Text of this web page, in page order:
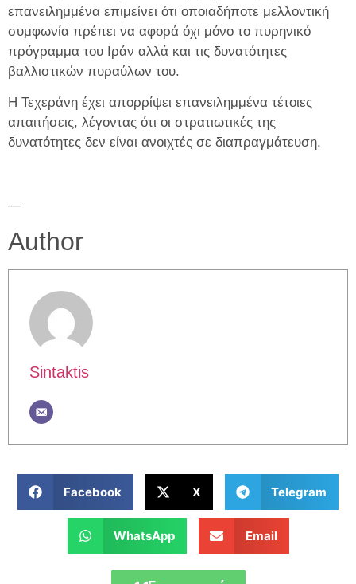
επανειλημμένα επιμείνει ότι οποιαδήποτε μελλοντική
συμφωνία πρέπει να αφορά όχι μόνο το πυρηνικό
πρόγραμμα του Ιράν αλλά και τις δυνατότητες
βαλλιστικών πυραύλων του.
Η Τεχεράνη έχει απορρίψει επανειλημμένα τέτοιες
απαιτήσεις, λέγοντας ότι οι στρατιωτικές της
δυνατότητες δεν είναι ανοιχτές σε διαπραγμάτευση.
—
Author
Sintaktis
Facebook X Telegram
WhatsApp Email